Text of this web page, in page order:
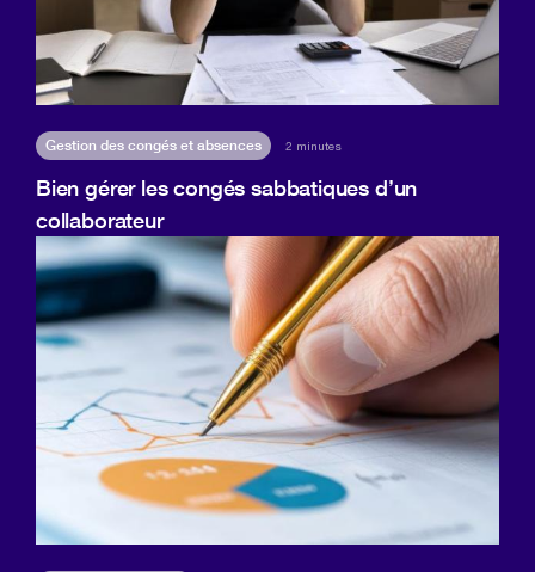
Gestion des congés et absences 2 minutes
Bien gérer les congés sabbatiques d’un
collaborateur